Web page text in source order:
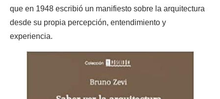
que en 1948 escribió un manifiesto sobre la arquitectura
desde su propia percepción, entendimiento y
experiencia.